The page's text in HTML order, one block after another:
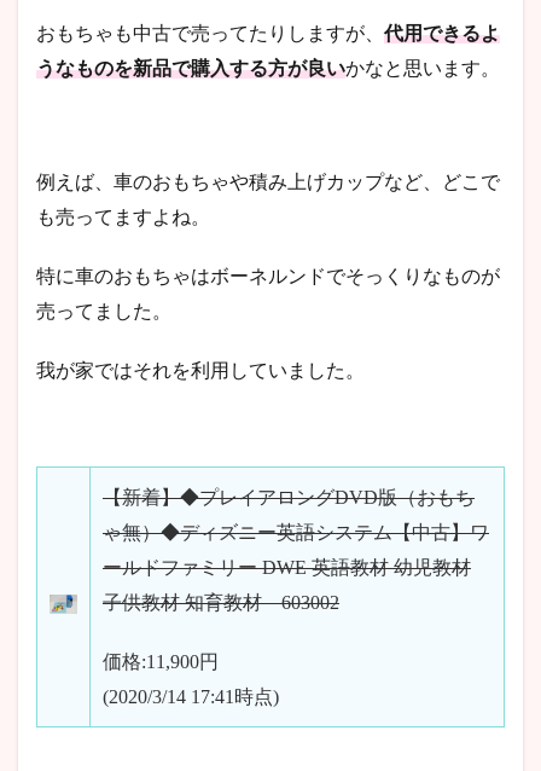
おもちゃも中古で売ってたりしますが、 代用できるよ
うなものを新品で購入する方が良いかなと思います。
例えば、車のおもちゃや積み上げカップなど、どこで
も売ってますよね。
特に車のおもちゃはボーネルンドでそっくりなものが
売ってました。
我が家ではそれを利用していました。
【新着】◆プレイアロングDVD版（おもち
ゃ無）◆ディズニー英語システム【中古】ワ
ールドファミリー DWE 英語教材 幼児教材
子供教材 知育教材 603002
価格:11,900円
(2020/3/14 17:41時点)